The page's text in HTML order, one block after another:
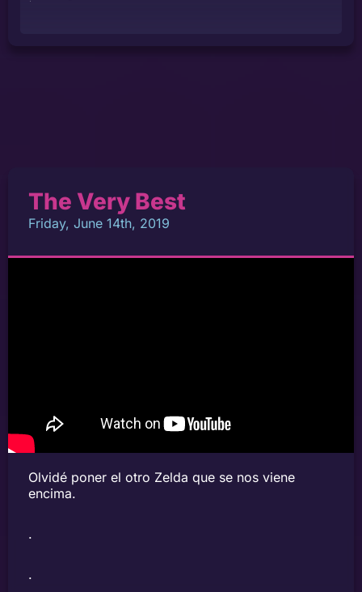
The Very Best
Friday, June 14th, 2019
Olvidé poner el otro Zelda que se nos viene
encima.
.
.